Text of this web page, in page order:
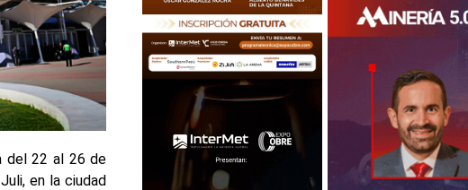
del 22 al 26 de
en la ciudad